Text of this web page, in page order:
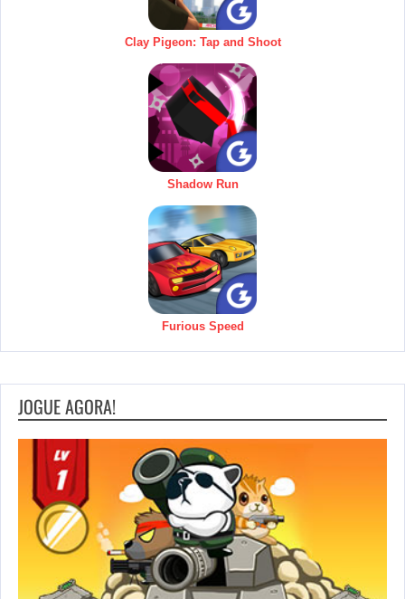
Clay Pigeon: Tap and Shoot
Shadow Run
Furious Speed
JOGUE AGORA!